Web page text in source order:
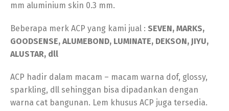
mm aluminium skin 0.3 mm.
Beberapa merk ACP yang kami jual : SEVEN, MARKS,
GOODSENSE, ALUMEBOND, LUMINATE, DEKSON, JIYU,
ALUSTAR, dll
ACP hadir dalam macam – macam warna dof, glossy,
sparkling, dll sehinggan bisa dipadankan dengan
warna cat bangunan. Lem khusus ACP juga tersedia.